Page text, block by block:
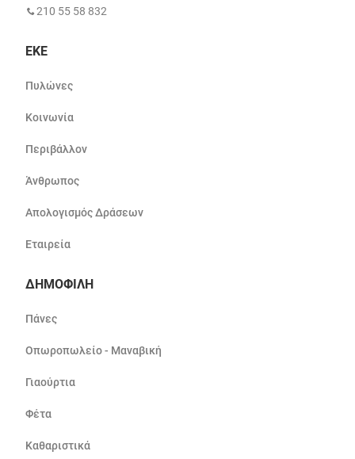
210 55 58 832
ΕΚΕ
Πυλώνες
Κοινωνία
Περιβάλλον
Άνθρωπος
Απολογισμός Δράσεων
Εταιρεία
ΔΗΜΟΦΙΛΗ
Πάνες
Οπωροπωλείο - Μαναβική
Γιαούρτια
Φέτα
Καθαριστικά